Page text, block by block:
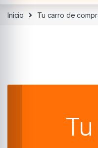
Inicio Tu carro de